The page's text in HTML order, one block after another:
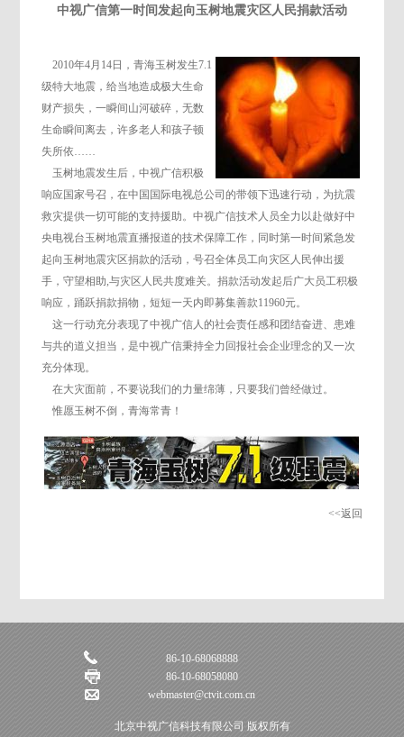
中视广信第一时间发起向玉树地震灾区人民捐款活动
2010年4月14日，青海玉树发生7.1
级特大地震，给当地造成极大生命
财产损失，一瞬间山河破碎，无数
生命瞬间离去，许多老人和孩子顿
失所依……
玉树地震发生后，中视广信积极
响应国家号召，在中国国际电视总公司的带领下迅速行动，为抗震
救灾提供一切可能的支持援助。中视广信技术人员全力以赴做好中
央电视台玉树地震直播报道的技术保障工作，同时第一时间紧急发
起向玉树地震灾区捐款的活动，号召全体员工向灾区人民伸出援
手，守望相助,与灾区人民共度难关。捐款活动发起后广大员工积极
响应，踊跃捐款捐物，短短一天内即募集善款11960元。
这一行动充分表现了中视广信人的社会责任感和团结奋进、患难
与共的道义担当，是中视广信秉持全力回报社会企业理念的又一次
充分体现。
在大灾面前，不要说我们的力量绵薄，只要我们曾经做过。
惟愿玉树不倒，青海常青！
<<返回
86-10-68068888
86-10-68058080
webmaster@ctvit.com.cn
北京中视广信科技有限公司 版权所有